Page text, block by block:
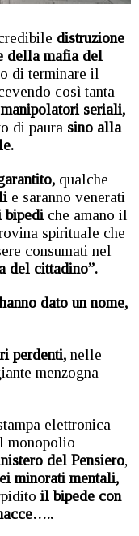
distruzione
della mafia del
di terminare il
così tanta
seriali,
di paura sino alla
qualche
e saranno venerati
bipediche amano il
spirituale che
consumati nel
del cittadino”.
dato un nome,
perdenti,nelle
menzogna
elettronica
monopolio
del Pensiero,
minorati mentali,
il bipede con